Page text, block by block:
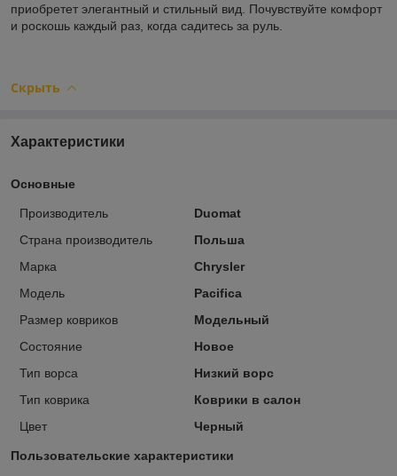
приобретет элегантный и стильный вид. Почувствуйте комфорт
и роскошь каждый раз, когда садитесь за руль.
Скрыть
Характеристики
Основные
Производитель
Duomat
Страна производитель
Польша
Марка
Chrysler
Модель
Pacifica
Размер ковриков
Модельный
Состояние
Новое
Тип ворса
Низкий ворс
Тип коврика
Коврики в салон
Цвет
Черный
Пользовательские характеристики